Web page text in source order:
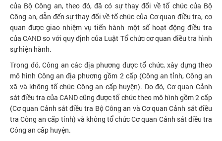
của Bộ Công an, theo đó, đã có sự thay đổi về tổ chức của Bộ
Công an, dẫn đến sự thay đổi về tổ chức của Cơ quan điều tra, cơ
quan được giao nhiệm vụ tiến hành một số hoạt động điều tra
của CAND so với quy định của Luật Tổ chức cơ quan điều tra hình
sự hiện hành.
Trong đó, Công an các địa phương được tổ chức, xây dựng theo
mô hình Công an địa phương gồm 2 cấp (Công an tỉnh, Công an
xã và không tổ chức Công an cấp huyện). Do đó, Cơ quan Cảnh
sát điều tra của CAND cũng được tổ chức theo mô hình gồm 2 cấp
(Cơ quan Cảnh sát điều tra Bộ Công an và Cơ quan Cảnh sát điều
tra Công an cấp tỉnh) và không tổ chức Cơ quan Cảnh sát điều tra
Công an cấp huyện.